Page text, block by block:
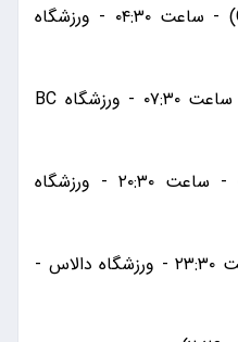
* هائیتی - اسکاتلند (گروه C) - ساعت ۰۴:۳۰ - ورزشگاه
* استرالیا - ترکیه (گروه D) - ساعت ۰۷:۳۰ - ورزشگاه BC
* آلمان - کوراسائو (گروه E) - ساعت ۲۰:۳۰ - ورزشگاه
* هلند - ژاپن (گروه F) - ساعت ۲۳:۳۰ - ورزشگاه دالاس -